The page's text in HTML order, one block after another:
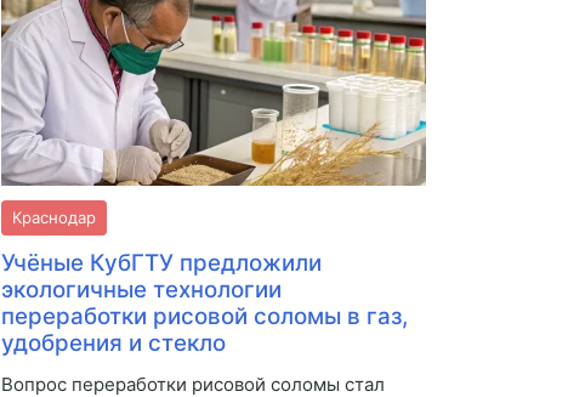
Краснодар
Учёные КубГТУ предложили
экологичные технологии
переработки рисовой соломы в газ,
удобрения и стекло
Вопрос переработки рисовой соломы стал